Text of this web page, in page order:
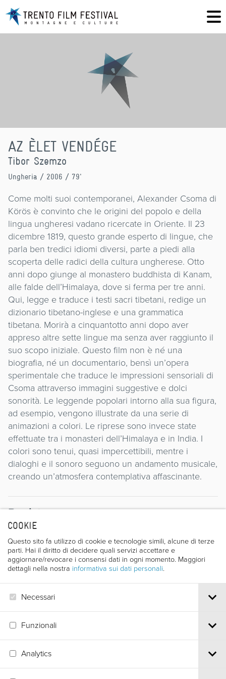
COOKIE
Questo sito fa utilizzo di cookie e tecnologie simili, alcune di terze
parti. Hai il diritto di decidere quali servizi accettare e
aggiornare/revocare i consensi dati in ogni momento. Maggiori
dettagli nella nostra informativa sui dati personali.
Necessari
Funzionali
Analytics
AZ ÈLET VENDÉGE
Tibor Szemzo
Ungheria / 2006 / 79'
Come molti suoi contemporanei, Alexander Csoma di
Körös è convinto che le origini del popolo e della
lingua ungheresi vadano ricercate in Oriente. Il 23
dicembre 1819, questo grande esperto di lingue, che
parla ben tredici idiomi diversi, parte a piedi alla
scoperta delle radici della cultura ungherese. Otto
anni dopo giunge al monastero buddhista di Kanam,
alle falde dell’Himalaya, dove si ferma per tre anni.
Qui, legge e traduce i testi sacri tibetani, redige un
dizionario tibetano-inglese e una grammatica
tibetana. Morirà a cinquantotto anni dopo aver
appreso altre sette lingue ma senza aver raggiunto il
suo scopo iniziale. Questo film non è né una
biografia, né un documentario, bensì un’opera
sperimentale che traduce le impressioni sensoriali di
Csoma attraverso immagini suggestive e dolci
sonorità. Le leggende popolari intorno alla sua figura,
ad esempio, vengono illustrate da una serie di
animazioni a colori. Le riprese sono invece state
effettuate tra i monasteri dell’Himalaya e in India. I
colori sono tenui, quasi impercettibili, mentre i
dialoghi e il sonoro seguono un andamento musicale,
creando un’atmosfera contemplativa affascinante.
Regista